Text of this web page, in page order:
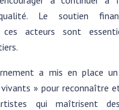
Le soutien
ces acteurs sont
a mis en place
» pour reconnaître
qui maîtrisent des